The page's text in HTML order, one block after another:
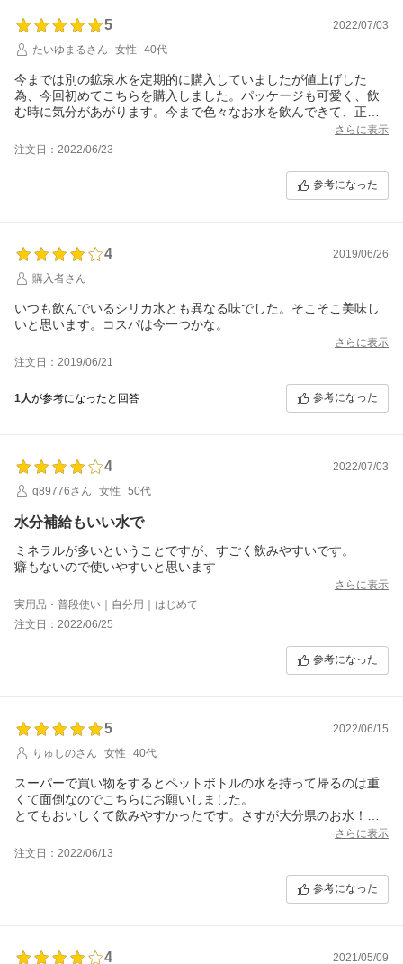
5
2022/07/03
たいゆまるさん
女性 40代
今までは別の鉱泉水を定期的に購入していましたが値上げした
為、今回初めてこちらを購入しました。パッケージも可愛く、飲
む時に気分があがります。今まで色々なお水を飲んできて、正直
どれも体の為に摂っているだけで、美味しいと思ったこともゴク
ゴク飲めたこともありませんでしたが、こちらはすぅーっと体に
す。もっと早く出会いたかったです。とても気に入ったので、こ
れからお世話になると思います。よく飲めるのですぐになくなり
さらに表示
注文日：2022/06/23
参考になった
4
2019/06/26
購入者さん
いつも飲んでいるシリカ水とも異なる味でした。そこそこ美味し
いと思います。コスパは今一つかな。
さらに表示
注文日：2019/06/21
1人が参考になったと回答 参考になった
4
2022/07/03
q89776さん
女性 50代
水分補給もいい水で
ミネラルが多いということですが、すごく飲みやすいです。
癖もないので使いやすいと思います
さらに表示
実用品・普段使い｜自分用｜はじめて
注文日：2022/06/25
参考になった
5
2022/06/15
りゅしのさん
女性 40代
スーパーで買い物をするとペットボトルの水を持って帰るのは重
くて面倒なのでこちらにお願いしました。
とてもおいしくて飲みやすかったです。さすが大分県のお水！
さらに表示
注文日：2022/06/13
参考になった
4
2021/05/09